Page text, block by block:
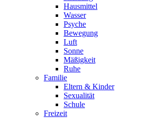
Hausmittel
Wasser
Psyche
Bewegung
Luft
Sonne
Mäßigkeit
Ruhe
Familie
Eltern & Kinder
Sexualität
Schule
Freizeit